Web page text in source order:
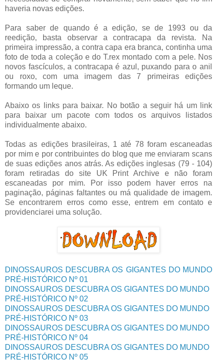
haveria novas edições.
Para saber de quando é a edição, se de 1993 ou da
reedição, basta observar a contracapa da revista. Na
primeira impressão, a contra capa era branca, continha uma
foto de toda a coleção e do T.rex montado com a pele. Nos
novos fascículos, a contracapa é azul, puxando para o anil
ou roxo, com uma imagem das 7 primeiras edições
formando um leque.
Abaixo os links para baixar. No botão a seguir há um link
para baixar um pacote com todos os arquivos listados
individualmente abaixo.
Todas as edições brasileiras, 1 até 78 foram escaneadas
por mim e por contribuintes do blog que me enviaram scans
de suas edições anos atrás. As edições inglesas (79 - 104)
foram retiradas do site UK Print Archive e não foram
escaneadas por mim. Por isso podem haver erros na
paginação, páginas faltantes ou má qualidade de imagem.
Se encontrarem erros como esse, entrem em contato e
providenciarei uma solução.
DINOSSAUROS DESCUBRA OS GIGANTES DO MUNDO
PRÉ-HISTÓRICO Nº 01
DINOSSAUROS DESCUBRA OS GIGANTES DO MUNDO
PRÉ-HISTÓRICO Nº 02
DINOSSAUROS DESCUBRA OS GIGANTES DO MUNDO
PRÉ-HISTÓRICO Nº 03
DINOSSAUROS DESCUBRA OS GIGANTES DO MUNDO
PRÉ-HISTÓRICO Nº 04
DINOSSAUROS DESCUBRA OS GIGANTES DO MUNDO
PRÉ-HISTÓRICO Nº 05